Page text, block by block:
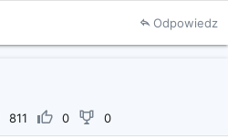
Odpowiedz
811 0 0